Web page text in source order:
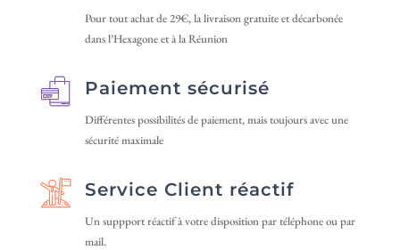
produit
sur
la
du
produit
Pour tout achat de 29€, la livraison gratuite et décarbonée
dans l’Hexagone et à la Réunion
Paiement sécurisé
Différentes possibilités de paiement, mais toujours avec une
sécurité maximale
Service Client réactif
Un suppport réactif à votre disposition par téléphone ou par
mail.